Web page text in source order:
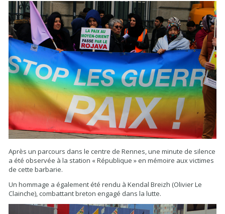
Après un parcours dans le centre de Rennes, une minute de silence
a été observée à la station « République » en mémoire aux victimes
de cette barbarie.
Un hommage a également été rendu à Kendal Breizh (Olivier Le
Clainche), combattant breton engagé dans la lutte.